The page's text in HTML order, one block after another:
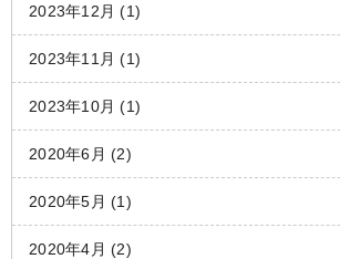
2023年12月 (1)
2023年11月 (1)
2023年10月 (1)
2020年6月 (2)
2020年5月 (1)
2020年4月 (2)